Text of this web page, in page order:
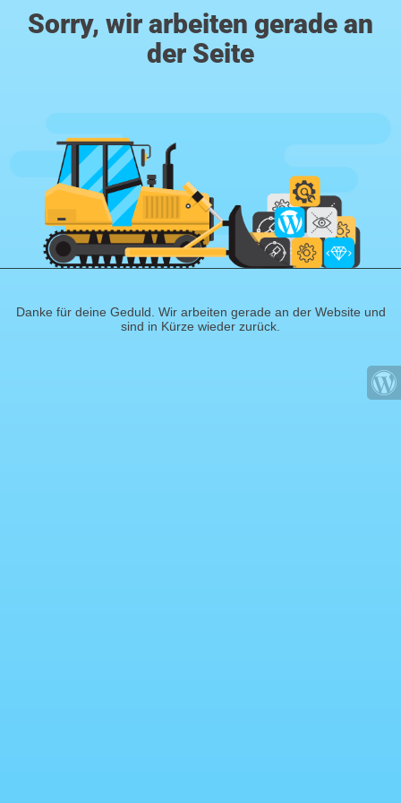
Sorry, wir arbeiten gerade an
der Seite
Danke für deine Geduld. Wir arbeiten gerade an der Website und
sind in Kürze wieder zurück.